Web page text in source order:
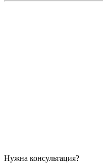
Нужна консультация?